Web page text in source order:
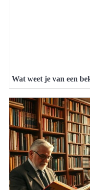
Wat weet je van een